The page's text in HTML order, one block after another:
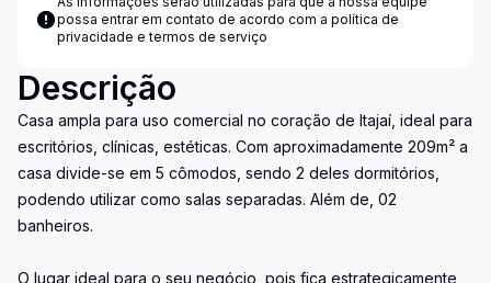
possa entrar em contato de acordo com a política de
privacidade e termos de serviço
Descrição
Casa ampla para uso comercial no coração de Itajaí, ideal para
escritórios, clínicas, estéticas. Com aproximadamente 209m² a
casa divide-se em 5 cômodos, sendo 2 deles dormitórios,
podendo utilizar como salas separadas. Além de, 02
banheiros.
O lugar ideal para o seu negócio, pois fica estrategicamente